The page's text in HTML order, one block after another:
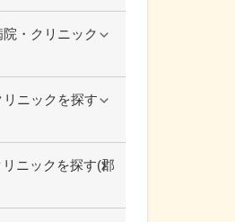
・クリニック
ニックを探す
ニックを探す(郡